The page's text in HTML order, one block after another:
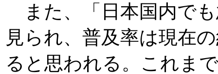
また、「日本国内で
見られ、普及率は現在
ると思われる。これま